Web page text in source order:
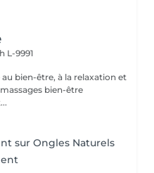
L-9991
bien-être, à la relaxation et
sur Ongles Naturels